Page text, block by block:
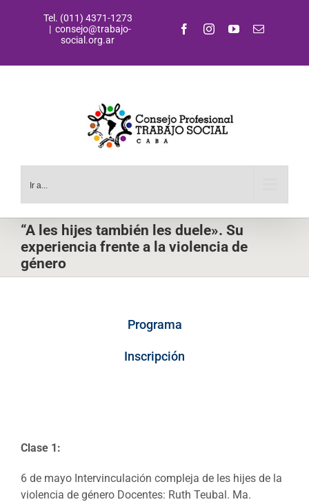
Tel. (011) 4371-1273
| consejo@trabajo-
social.org.ar
FacebookInstagramYouTubeCorreo
Ir a...
“A les hijes también les duele». Su
experiencia frente a la violencia de
género
Programa
Inscripción
Clase 1:
6 de mayo Intervinculación compleja de les hijes de la
violencia de género Docentes: Ruth Teubal. Ma.